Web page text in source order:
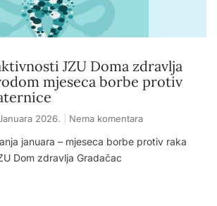
JZU Doma zdravlja
mjeseca borbe protiv
2026. Nema komentara
januara – mjeseca borbe protiv raka
Dom zdravlja Gradačac